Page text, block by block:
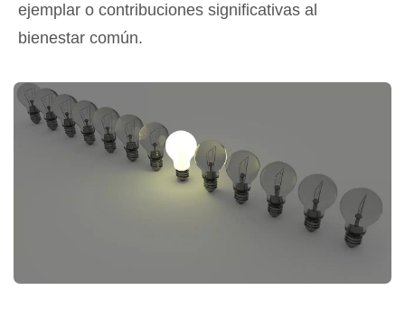
ejemplar o contribuciones significativas al
bienestar común.